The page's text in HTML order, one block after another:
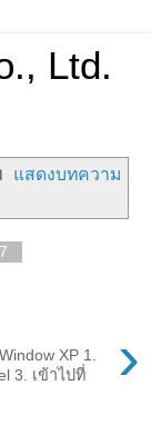
Ltd.
แสดงบทความ
›
XP 1.
3. เข้าไปที่